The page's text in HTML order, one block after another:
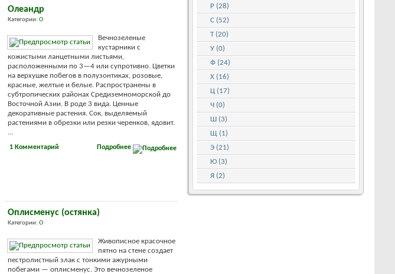
Олеандр
Категории: О
Вечнозеленые
кустарники с
кожистыми ланцетными листьями,
расположенными по 3—4 или супротивно. Цветки
на верхушке побегов в полузонтиках, розовые,
красные, желтые и белые. Распространены в
субтропических районах Средиземноморской до
Восточной Азии. В роде 3 вида. Ценные
декоративные растения. Сок, выделяемый
растениями в обрезки или резки черенков, ядовит.
Подробнее
1 Комментарий
Оплисменус (остянка)
Категории: О
Живописное красочное
пятно на стене создает
пестролистный злак с тонкими ажурными
побегами — оплисменус. Это вечнозеленое
Р (28)
С (52)
Т (20)
У (0)
Ф (24)
Х (16)
Ц (17)
Ч (0)
Ш (3)
Щ (1)
Э (21)
Ю (3)
Я (2)